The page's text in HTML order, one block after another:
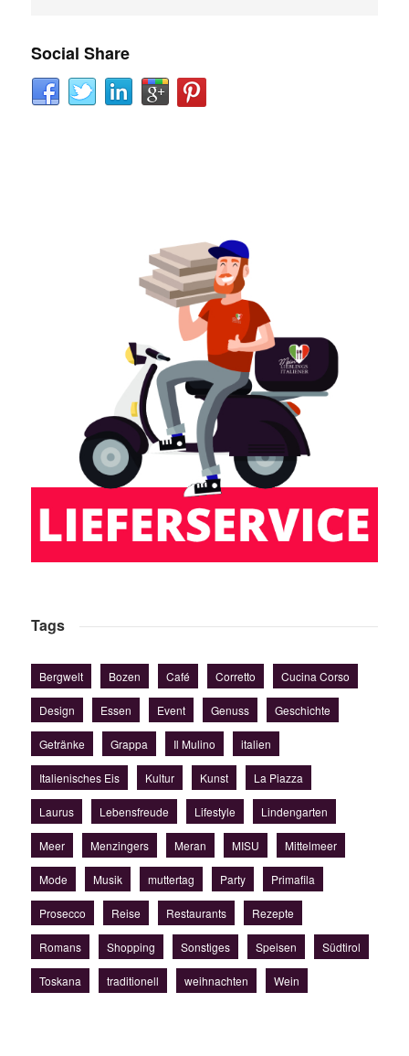
Social Share
Tags
Bergwelt Bozen Café Corretto Cucina Corso
Design Essen Event Genuss Geschichte
Getränke Grappa Il Mulino italien
Italienisches Eis Kultur Kunst La Piazza
Laurus Lebensfreude Lifestyle Lindengarten
Meer Menzingers Meran MISU Mittelmeer
Mode Musik muttertag Party Primafila
Prosecco Reise Restaurants Rezepte
Romans Shopping Sonstiges Speisen Südtirol
Toskana traditionell weihnachten Wein